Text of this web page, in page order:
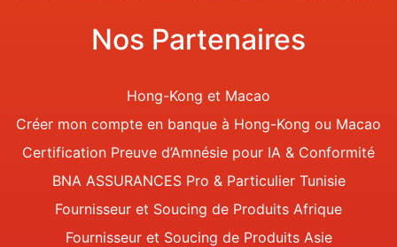
Nos Partenaires
Hong-Kong et Macao
Créer mon compte en banque à Hong-Kong ou Macao
Certification Preuve d’Amnésie pour IA & Conformité
BNA ASSURANCES Pro & Particulier Tunisie
Fournisseur et Soucing de Produits Afrique
Fournisseur et Soucing de Produits Asie